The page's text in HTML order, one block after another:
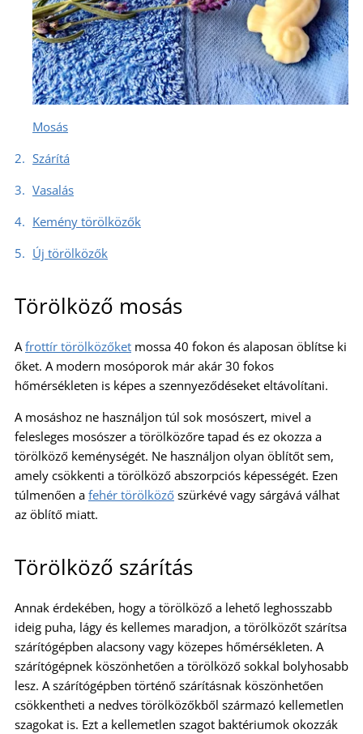
Mosás
Szárítá
Vasalás
Kemény törölközők
Új törölközők
Törölköző mosás
A frottír törölközőket mossa 40 fokon és alaposan öblítse ki
őket. A modern mosóporok már akár 30 fokos
hőmérsékleten is képes a szennyeződéseket eltávolítani.
A mosáshoz ne használjon túl sok mosószert, mivel a
felesleges mosószer a törölközőre tapad és ez okozza a
törölköző keménységét. Ne használjon olyan öblítőt sem,
amely csökkenti a törölköző abszorpciós képességét. Ezen
túlmenően a fehér törölköző szürkévé vagy sárgává válhat
az öblítő miatt.
Törölköző szárítás
Annak érdekében, hogy a törölköző a lehető leghosszabb
ideig puha, lágy és kellemes maradjon, a törölközőt szárítsa
szárítógépben alacsony vagy közepes hőmérsékleten. A
szárítógépnek köszönhetően a törölköző sokkal bolyhosabb
lesz. A szárítógépben történő szárításnak köszönhetően
csökkentheti a nedves törölközőkből származó kellemetlen
szagokat is. Ezt a kellemetlen szagot baktériumok okozzák